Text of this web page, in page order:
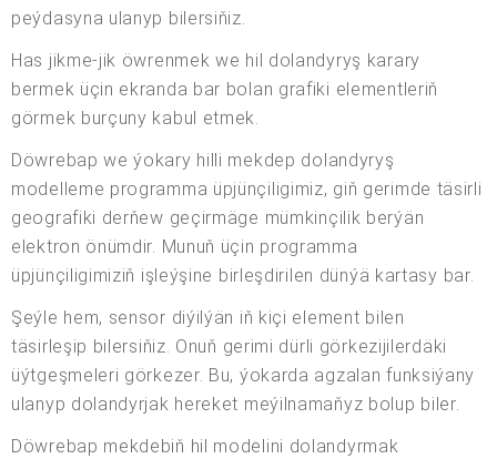
peýdasyna ulanyp bilersiňiz.
Has jikme-jik öwrenmek we hil dolandyryş karary
bermek üçin ekranda bar bolan grafiki elementleriň
görmek burçuny kabul etmek.
Döwrebap we ýokary hilli mekdep dolandyryş
modelleme programma üpjünçiligimiz, giň gerimde täsirli
geografiki derňew geçirmäge mümkinçilik berýän
elektron önümdir. Munuň üçin programma
üpjünçiligimiziň işleýşine birleşdirilen dünýä kartasy bar.
Şeýle hem, sensor diýilýän iň kiçi element bilen
täsirleşip bilersiňiz. Onuň gerimi dürli görkezijilerdäki
üýtgeşmeleri görkezer. Bu, ýokarda agzalan funksiýany
ulanyp dolandyrjak hereket meýilnamaňyz bolup biler.
Döwrebap mekdebiň hil modelini dolandyrmak